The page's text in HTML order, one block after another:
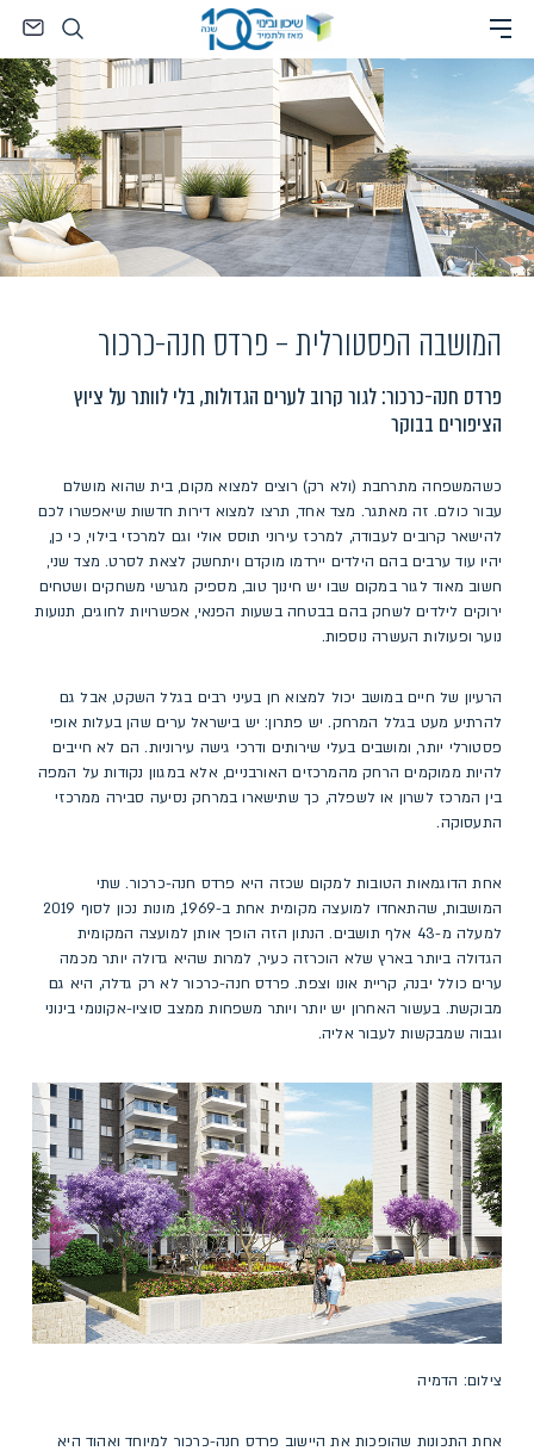
content
חיפוש
המושבה הפסטורלית – פרדס חנה-כרכור
פרדס חנה-כרכור: לגור קרוב לערים הגדולות, בלי לוותר על ציוץ
הציפורים בבוקר
כשהמשפחה מתרחבת (ולא רק) רוצים למצוא מקום, בית שהוא מושלם
עבור כולם. זה מאתגר. מצד אחד, תרצו למצוא דירות חדשות שיאפשרו לכם
להישאר קרובים לעבודה, למרכז עירוני תוסס אולי וגם למרכזי בילוי, כי כן,
יהיו עוד ערבים בהם הילדים יירדמו מוקדם ויתחשק לצאת לסרט. מצד שני,
חשוב מאוד לגור במקום שבו יש חינוך טוב, מספיק מגרשי משחקים ושטחים
ירוקים לילדים לשחק בהם בבטחה בשעות הפנאי, אפשרויות לחוגים, תנועות
נוער ופעולות העשרה נוספות.
הרעיון של חיים במושב יכול למצוא חן בעיני רבים בגלל השקט, אבל גם
להרתיע מעט בגלל המרחק. יש פתרון: יש בישראל ערים שהן בעלות אופי
פסטורלי יותר, ומושבים בעלי שירותים ודרכי גישה עירוניות. הם לא חייבים
להיות ממוקמים הרחק מהמרכזים האורבניים, אלא במגוון נקודות על המפה
בין המרכז לשרון או לשפלה, כך שתישארו במרחק נסיעה סבירה ממרכזי
התעסוקה.
אחת הדוגמאות הטובות למקום שכזה היא פרדס חנה-כרכור. שתי
המושבות, שהתאחדו למועצה מקומית אחת ב-1969, מונות נכון לסוף 2019
למעלה מ-43 אלף תושבים. הנתון הזה הופך אותן למועצה המקומית
הגדולה ביותר בארץ שלא הוכרזה כעיר, למרות שהיא גדולה יותר מכמה
ערים כולל יבנה, קריית אונו וצפת. פרדס חנה-כרכור לא רק גדלה, היא גם
מבוקשת. בעשור האחרון יש יותר ויותר משפחות ממצב סוציו-אקונומי בינוני
וגבוה שמבקשות לעבור אליה.
צילום: הדמיה
אחת התכונות שהופכות את היישוב פרדס חנה-כרכור למיוחד ואהוד היא